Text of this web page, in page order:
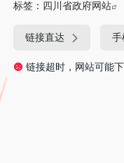
标签： 四川省政府网站
链接直达 手
链接超时，网站可能